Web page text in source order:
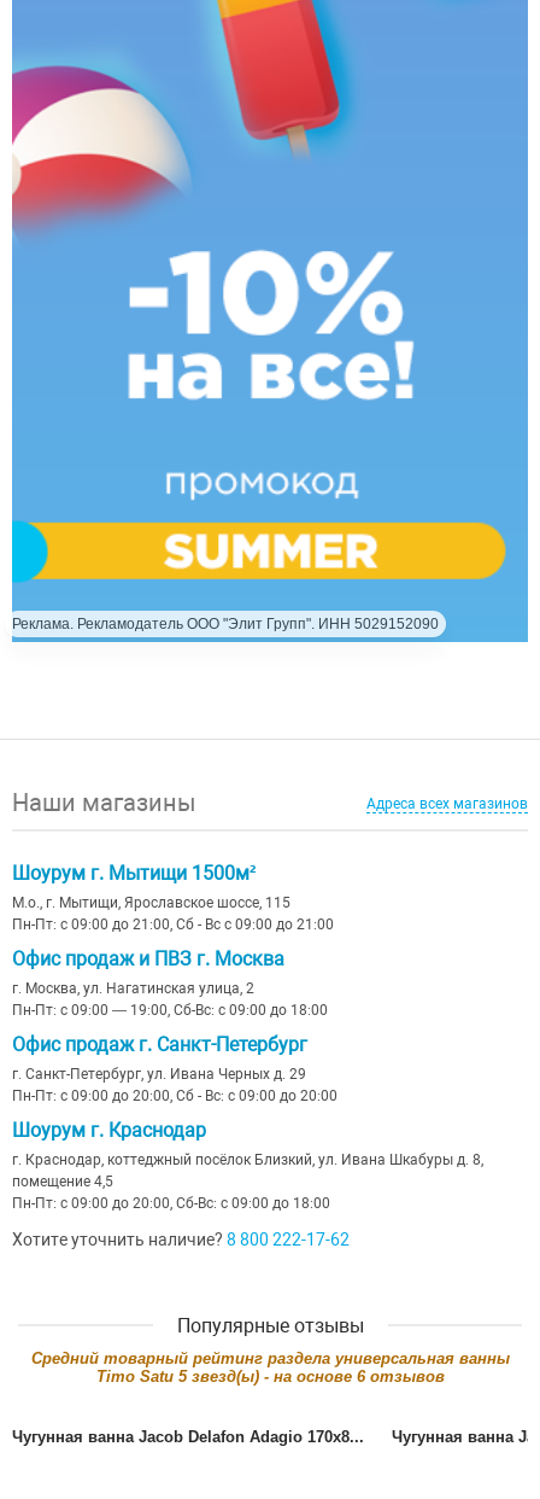
Реклама. Рекламодатель ООО "Элит Групп". ИНН 5029152090
Наши магазины Адреса всех магазинов
Шоурум г. Мытищи 1500м²
М.о., г. Мытищи, Ярославское шоссе, 115
Пн-Пт: с 09:00 до 21:00, Сб - Вс с 09:00 до 21:00
Офис продаж и ПВЗ г. Москва
г. Москва, ул. Нагатинская улица, 2
Пн-Пт: с 09:00 — 19:00, Сб-Вс: с 09:00 до 18:00
Офис продаж г. Санкт-Петербург
г. Санкт-Петербург, ул. Ивана Черных д. 29
Пн-Пт: с 09:00 до 20:00, Сб - Вс: с 09:00 до 20:00
Шоурум г. Краснодар
г. Краснодар, коттеджный посёлок Близкий, ул. Ивана Шкабуры д. 8,
помещение 4,5
Пн-Пт: с 09:00 до 20:00, Сб-Вс: с 09:00 до 18:00
Хотите уточнить наличие? 8 800 222-17-62
Популярные отзывы
Cредний товарный рейтинг раздела универсальная ванны
Timo Satu 5звезд(ы) - на основе 6отзывов
Чугунная ванна Jacob Delafon Adagio 170x8... Чугунная ванна